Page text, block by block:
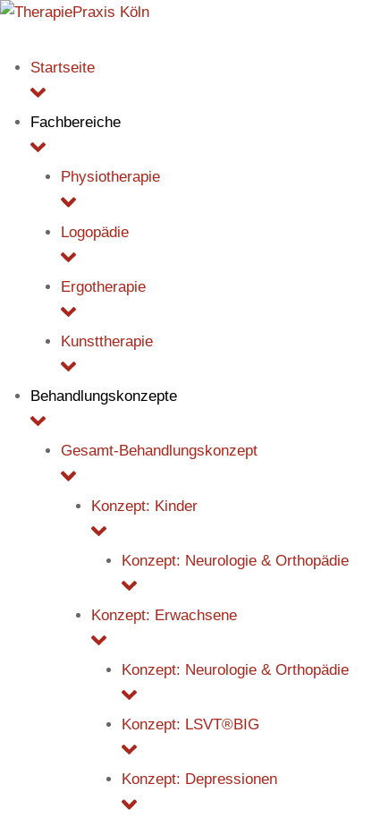
Startseite
Fachbereiche
Physiotherapie
Logopädie
Ergotherapie
Kunsttherapie
Behandlungskonzepte
Gesamt-Behandlungskonzept
Konzept: Kinder
Konzept: Neurologie & Orthopädie
Konzept: Erwachsene
Konzept: Neurologie & Orthopädie
Konzept: LSVT®BIG
Konzept: Depressionen